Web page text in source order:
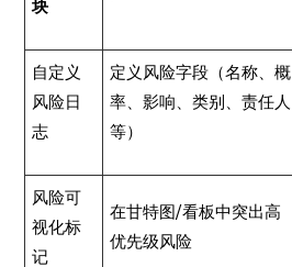
块
自定义
风险日
志
定义风险字段（名称、概
率、影响、类别、责任人
等）
风险可
视化标
记
在甘特图/看板中突出高
优先级风险